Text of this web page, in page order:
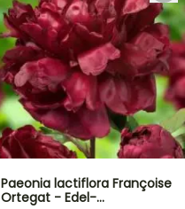
Paeonia lactiflora Françoise
Ortegat - Edel-…